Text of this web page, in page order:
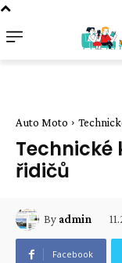
Auto Moto
Technické
řidičů
By admin
Facebook